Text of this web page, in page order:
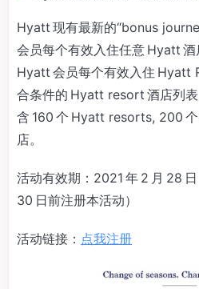
Hyatt 现有最新的“bonus
会员每个有效入住任意 Hyatt 酒
Hyatt 会员每个有效入住 Hyatt
合条件的 Hyatt resort 酒店列表
含 160 个 Hyatt resorts, 200
店。
活动有效期：2021 年 2 月 28
30 日前注册本活动）
活动链接： 点我注册